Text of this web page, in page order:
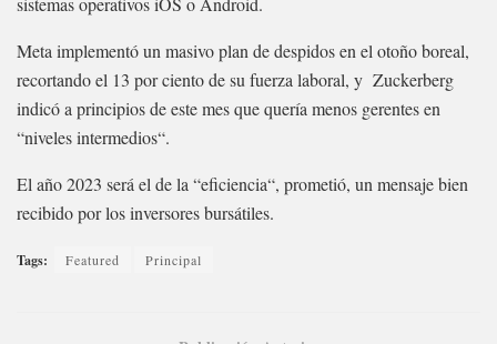
Meta implementó un masivo plan de despidos en el otoño boreal,
recortando el 13 por ciento de su fuerza laboral, y Zuckerberg
indicó a principios de este mes que quería menos gerentes en
“niveles intermedios“.
El año 2023 será el de la “eficiencia“, prometió, un mensaje bien
recibido por los inversores bursátiles.
Tags: Featured Principal